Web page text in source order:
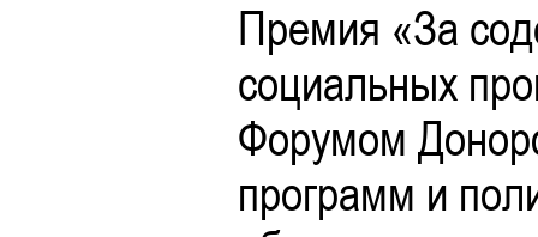
Премия «За
социальных
Форумом
программ и